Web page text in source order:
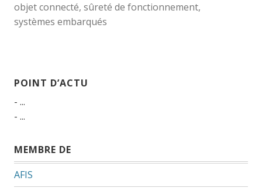
objet connecté, sûreté de fonctionnement,
systèmes embarqués
POINT D’ACTU
- ...
- ...
MEMBRE DE
AFIS